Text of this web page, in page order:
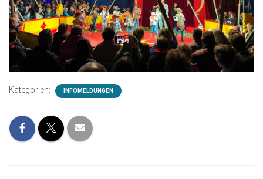
Kategorien: INFOMELDUNGEN